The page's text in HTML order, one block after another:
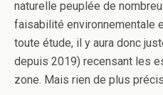
naturelle peuplée de
faisabilité environnementale
toute étude, il y aura donc
depuis 2019) recensant les
zone. Mais rien de plus